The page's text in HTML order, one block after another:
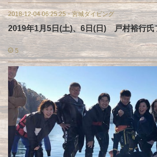
2018-12-04 06:25:25・宮城ダイビング
2019年1月5日(土)、6日(日) 戸村裕行氏
5